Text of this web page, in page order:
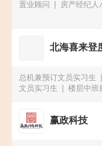
置业顾问 房产经纪
北海喜来登
总机兼预订文员实习生
文员实习生
楼层中班
赢政科技